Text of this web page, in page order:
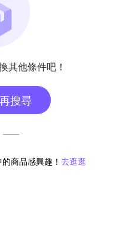
其他條件吧！
搜尋
商品感興趣！ 去逛逛